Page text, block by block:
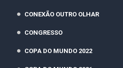
CONEXÃO OUTRO OLHAR
CONGRESSO
COPA DO MUNDO 2022